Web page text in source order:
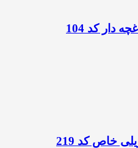
دار کد 104
خاص کد 219